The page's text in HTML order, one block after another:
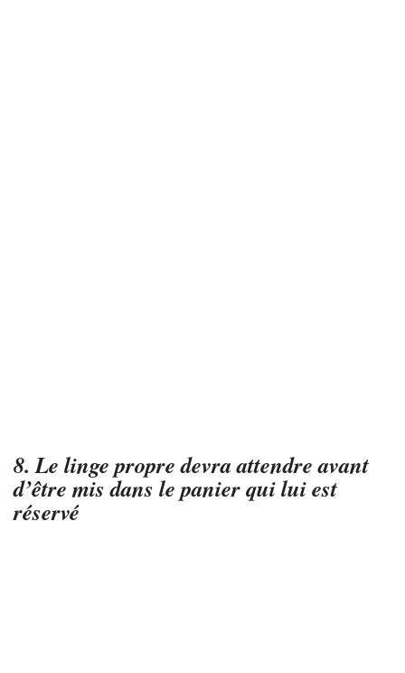
8. Le linge propre devra attendre avant
d’être mis dans le panier qui lui est
réservé